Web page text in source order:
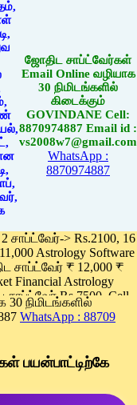
ஜோதிட சாப்ட்வேர்கள்
Email Online வழியாக
30 நிமிடங்களில்
கிடைக்கும்
GOVINDANE Cell:
8870974887 Email id :
vs2008w7@gmail.com
WhatsApp :
8870974887
சாப்ட்வேர்-> Rs.2100, 16
Astrology Software
சாப்ட்வேர் ₹ 12,000 ₹
Financial Astrology
Rs.7500, Cell
30 நிமிடங்களில்
WhatsApp : 88709
பயன்பாட்டிற்கே